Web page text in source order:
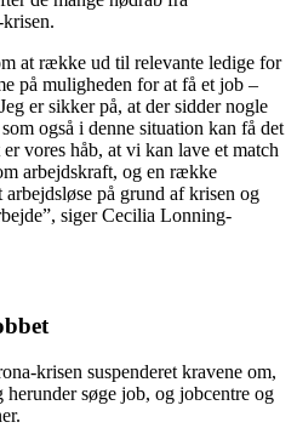
at række ud til relevante ledige for
på muligheden for at få et job –
er sikker på, at der sidder nogle
også i denne situation kan få det
vores håb, at vi kan lave et match
arbejdskraft, og en række
arbejdsløse på grund af krisen og
siger Cecilia Lonning-
krisen suspenderet kravene om,
søge job, og jobcentre og